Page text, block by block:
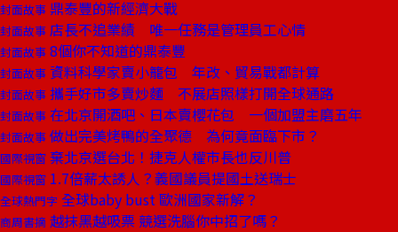
封面故事 鼎泰豐的新經濟大戰
封面故事 店長不追業績 唯一任務是管理員工心情
封面故事 8個你不知道的鼎泰豐
封面故事 資料科學家賣小籠包 年改、貿易戰都計算
封面故事 攜手好市多賣炒麵 不展店照樣打開全球通路
封面故事 在北京開酒吧、日本賣櫻花包 一個加盟主磨五年
封面故事 做出完美烤鴨的全聚德 為何竟面臨下市？
國際視窗 棄北京選台北！捷克人權市長也反川普
國際視窗 1.7倍薪太誘人？義國議員提國土送瑞士
全球熱門字 全球baby bust 歐洲國家新解？
商周書摘 越抹黑越吸票 競選洗腦你中招了嗎？